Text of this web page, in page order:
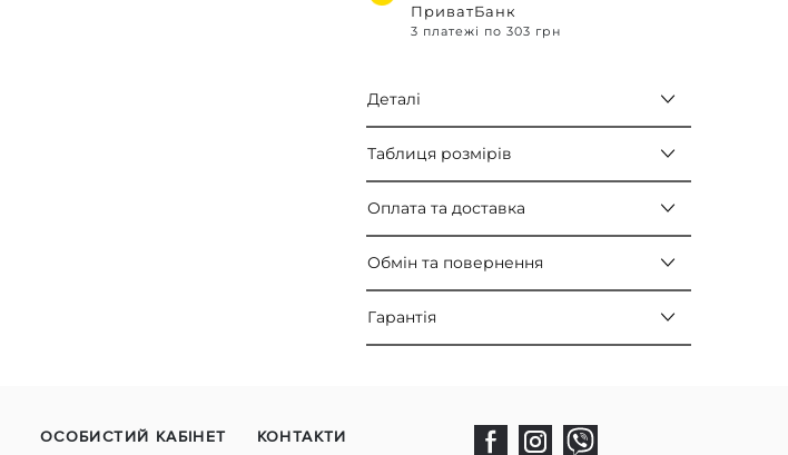
ПриватБанк
3 платежі по 303 грн
Деталі
Таблиця розмірів
Оплата та доставка
Обмін та повернення
Гарантія
ОСОБИСТИЙ КАБІНЕТ КОНТАКТИ